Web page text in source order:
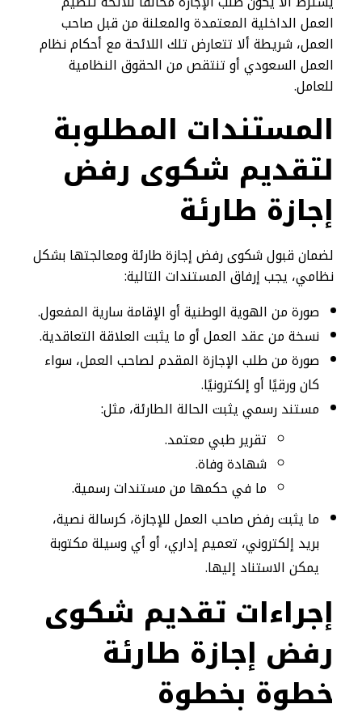
العمل الداخلية المعتمدة والمعلنة من قبل صاحب
العمل، شريطة ألا تتعارض تلك اللائحة مع أحكام نظام
العمل السعودي أو تنتقص من الحقوق النظامية
للعامل.
المستندات المطلوبة
لتقديم شكوى رفض
إجازة طارئة
لضمان قبول شكوى رفض إجازة طارئة ومعالجتها بشكل
نظامي، يجب إرفاق المستندات التالية:
صورة من الهوية الوطنية أو الإقامة سارية المفعول.
نسخة من عقد العمل أو ما يثبت العلاقة التعاقدية.
صورة من طلب الإجازة المقدم لصاحب العمل، سواء
كان ورقيًا أو إلكترونيًا.
مستند رسمي يثبت الحالة الطارئة، مثل:
تقرير طبي معتمد.
شهادة وفاة.
ما في حكمها من مستندات رسمية.
ما يثبت رفض صاحب العمل للإجازة، كرسالة نصية،
بريد إلكتروني، تعميم إداري، أو أي وسيلة مكتوبة
يمكن الاستناد إليها.
إجراءات تقديم شكوى
رفض إجازة طارئة
خطوة بخطوة